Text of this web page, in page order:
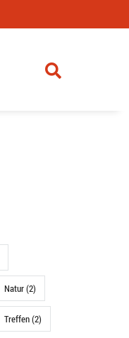
Natur (2)
Treffen (2)